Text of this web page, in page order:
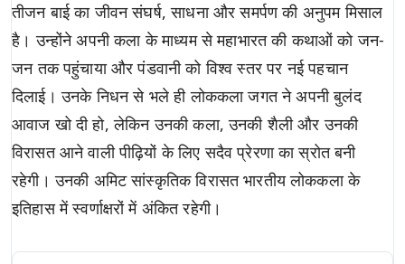
तीजन बाई का जीवन संघर्ष, साधना और समर्पण की अनुपम मिसाल
है। उन्होंने अपनी कला के माध्यम से महाभारत की कथाओं को जन-
जन तक पहुंचाया और पंडवानी को विश्व स्तर पर नई पहचान
दिलाई। उनके निधन से भले ही लोककला जगत ने अपनी बुलंद
आवाज खो दी हो, लेकिन उनकी कला, उनकी शैली और उनकी
विरासत आने वाली पीढ़ियों के लिए सदैव प्रेरणा का स्रोत बनी
रहेगी। उनकी अमिट सांस्कृतिक विरासत भारतीय लोककला के
इतिहास में स्वर्णाक्षरों में अंकित रहेगी।